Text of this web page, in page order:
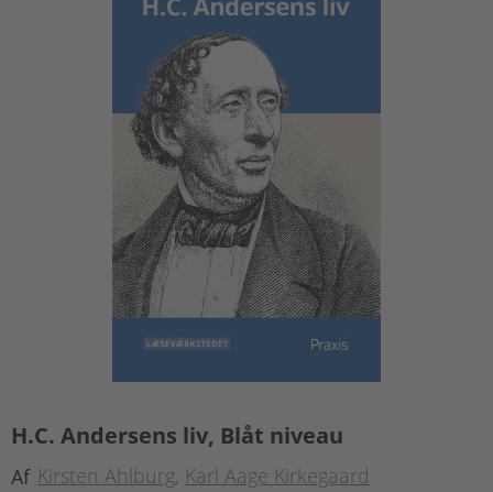
H.C. Andersens liv, Blåt niveau
Af Kirsten Ahlburg Karl Aage Kirkegaard